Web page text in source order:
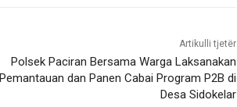
Artikulli tjetër
Polsek Paciran Bersama Warga Laksanakan
Pemantauan dan Panen Cabai Program P2B di
Desa Sidokelar